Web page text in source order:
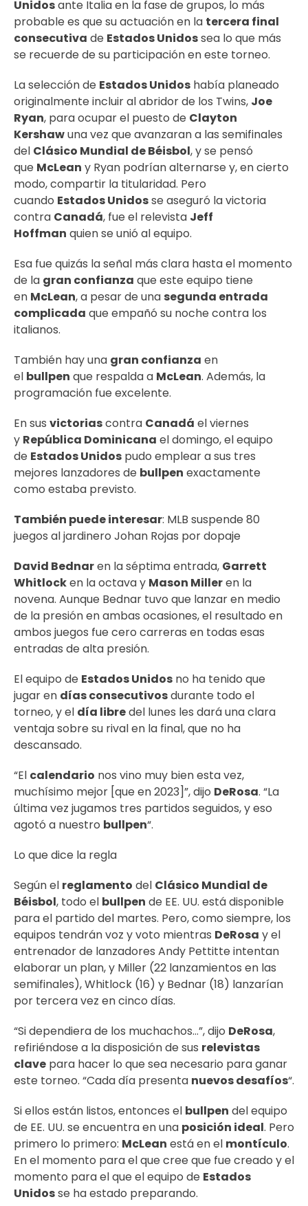
Unidosante Italia en la fase de grupos, lo más
probable es que su actuación en la tercera final
consecutiva de Estados Unidossea lo que más
se recuerde de su participación en este torneo.
La selección de Estados Unidos había planeado
originalmente incluir al abridor de los Twins, Joe
Ryan, para ocupar el puesto de Clayton
Kershawuna vez que avanzaran a las semifinales
del Clásico Mundial de Béisbol, y se pensó
que McLean y Ryan podrían alternarse y, en cierto
modo, compartir la titularidad. Pero
cuando Estados Unidosse aseguró la victoria
contra Canadá, fue el relevista Jeff
Hoffman quien se unió al equipo.
Esa fue quizás la señal más clara hasta el momento
de la gran confianza que este equipo tiene
en McLean, a pesar de una segunda entrada
complicada que empañó su noche contra los
italianos.
También hay una gran confianza en
el bullpen que respalda a McLean. Además, la
programación fue excelente.
En sus victoriascontra Canadá el viernes
y República Dominicana el domingo, el equipo
de Estados Unidos pudo emplear a sus tres
mejores lanzadores de bullpen exactamente
como estaba previsto.
También puede interesar: MLB suspende 80
juegos al jardinero Johan Rojas por dopaje
David Bednaren la séptima entrada, Garrett
Whitlocken la octava y Mason Milleren la
novena. Aunque Bednar tuvo que lanzar en medio
de la presión en ambas ocasiones, el resultado en
ambos juegos fue cero carreras en todas esas
entradas de alta presión.
El equipo de Estados Unidos no ha tenido que
jugar en días consecutivosdurante todo el
torneo, y el día libredel lunes les dará una clara
ventaja sobre su rival en la final, que no ha
descansado.
“El calendario nos vino muy bien esta vez,
muchísimo mejor [que en 2023]”, dijo DeRosa. “La
última vez jugamos tres partidos seguidos, y eso
agotó a nuestro bullpen“.
Lo que dice la regla
Según el reglamento del Clásico Mundial de
Béisbol, todo el bullpen de EE. UU. está disponible
para el partido del martes. Pero, como siempre, los
equipos tendrán voz y voto mientras DeRosa y el
entrenador de lanzadores Andy Pettitte intentan
elaborar un plan, y Miller (22 lanzamientos en las
semifinales), Whitlock (16) y Bednar (18) lanzarían
por tercera vez en cinco días.
“Si dependiera de los muchachos…”, dijo DeRosa,
refiriéndose a la disposición de sus relevistas
clave para hacer lo que sea necesario para ganar
este torneo. “Cada día presenta nuevos desafíos“.
Si ellos están listos, entonces el bullpen del equipo
de EE. UU. se encuentra en una posición ideal. Pero
primero lo primero: McLean está en el montículo.
En el momento para el que cree que fue creado y el
momento para el que el equipo de Estados
Unidosse ha estado preparando.